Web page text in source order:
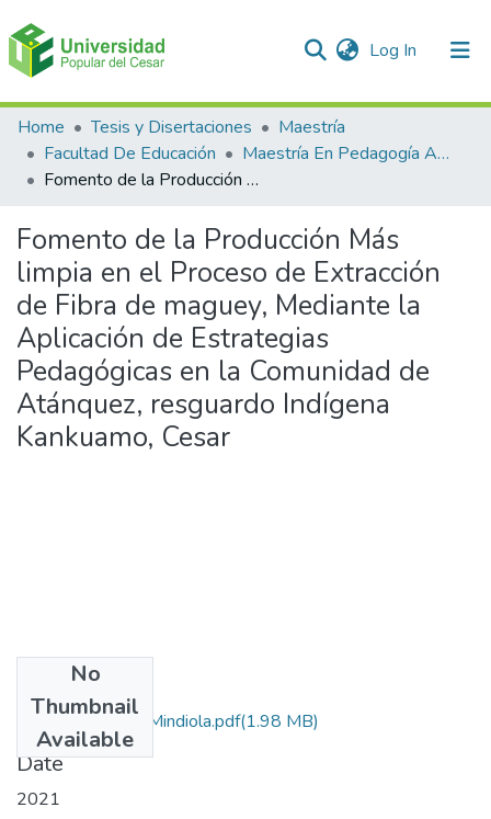
Log In (current)
Communities & Collections
All of DSpace
Home Tesis y Disertaciones
Maestría
Facultad De Educación
Maestría En Pedagogía Ambiental Para El desarrollo Sostenible
Fomento de la Producción Más limpia en el Proceso de Extracción de Fibra de maguey, Mediante la Aplicación de Estrategias Pedagógicas en la Comunidad de Atánquez, resguardo Indígena Kankuamo, Cesar
Fomento de la Producción Más
limpia en el Proceso de Extracción
de Fibra de maguey, Mediante la
Aplicación de Estrategias
Pedagógicas en la Comunidad de
Atánquez, resguardo Indígena
Kankuamo, Cesar
No
Thumbnail
Available
Proyecto Calixto Mindiola.pdf(1.98 MB)
Date
2021